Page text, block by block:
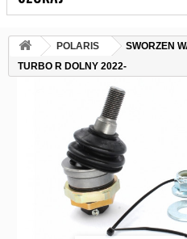
POLARIS
SWORZEN
TURBO R DOLNY 2022-